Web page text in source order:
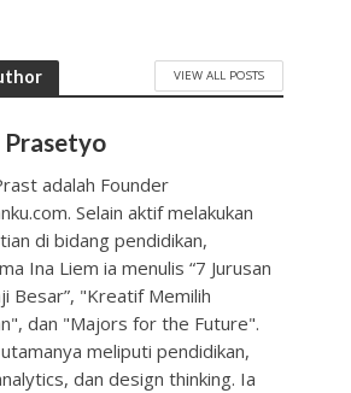
VIEW ALL POSTS
Prasetyo
adalah Founder
Selain aktif melakukan
di bidang pendidikan,
Ina Liem ia menulis “7 Jurusan
Besar”, "Kreatif Memilih
dan "Majors for the Future".
meliputi pendidikan,
dan design thinking. Ia